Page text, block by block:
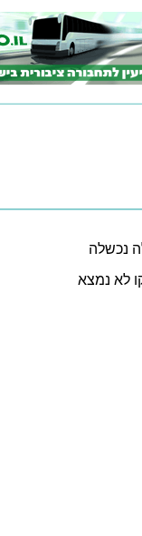
נכשלה
לא נמצא